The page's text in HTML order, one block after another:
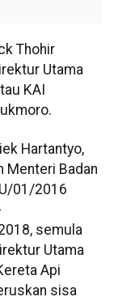
Thohir
Utama
KAI
Hartantyo,
Menteri Badan
01/2016
semula
Utama
Api
sisa